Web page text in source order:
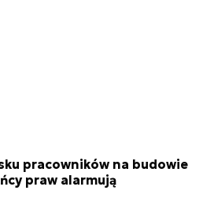
pracowników na budowie
praw alarmują